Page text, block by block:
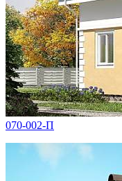
070-002-П